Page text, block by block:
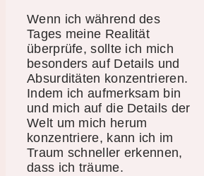
Wenn ich während des
Tages meine Realität
überprüfe, sollte ich mich
besonders auf Details und
Absurditäten konzentrieren.
Indem ich aufmerksam bin
und mich auf die Details der
Welt um mich herum
konzentriere, kann ich im
Traum schneller erkennen,
dass ich träume.